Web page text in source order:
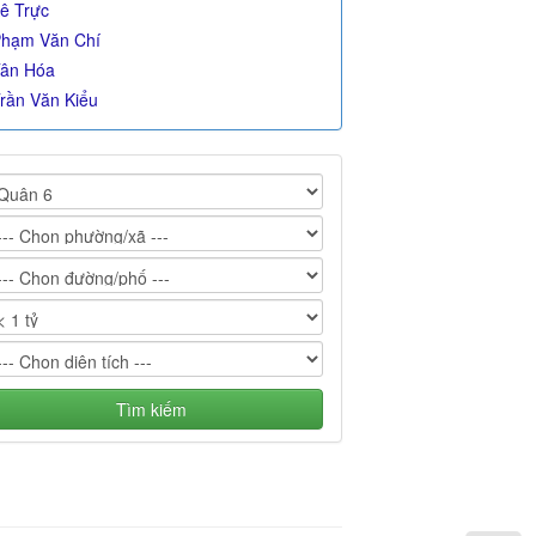
Trực
Văn Chí
Hóa
Văn Kiểu
Tìm kiếm